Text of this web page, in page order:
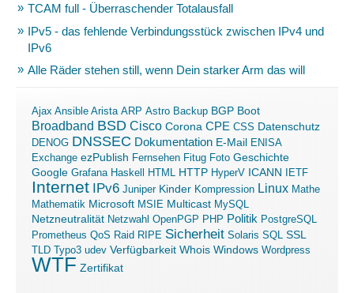
TCAM full - Überraschender Totalausfall
IPv5 - das fehlende Verbindungsstück zwischen IPv4 und
IPv6
Alle Räder stehen still, wenn Dein starker Arm das will
Ajax Ansible Arista ARP Astro Backup BGP Boot
Broadband BSD Cisco Corona CPE CSS Datenschutz
DENOG DNSSEC Dokumentation E-Mail ENISA
Exchange ezPublish Fernsehen Fitug Foto Geschichte
Google Grafana Haskell HTML HTTP HyperV ICANN IETF
Internet IPv6 Juniper Kinder Kompression Linux Mathe
Mathematik Microsoft MSIE Multicast MySQL
Netzneutralität Netzwahl OpenPGP PHP Politik PostgreSQL
Prometheus QoS Raid RIPE Sicherheit Solaris SQL SSL
TLD Typo3 udev Verfügbarkeit Whois Windows Wordpress
WTF Zertifikat